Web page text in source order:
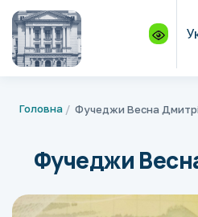
Головна Фучеджи Весна
Фучеджи